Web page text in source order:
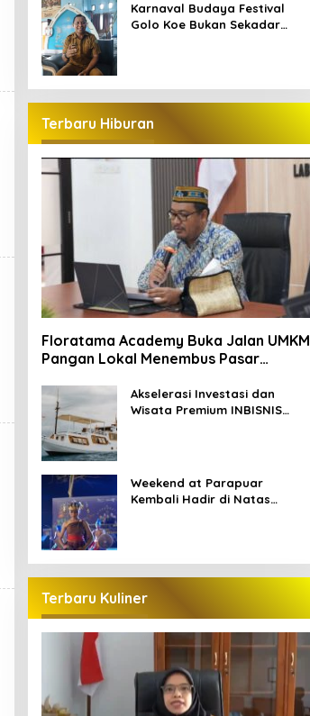
Karnaval Budaya Festival
Golo Koe Bukan Sekadar
Terbaru Hiburan
Floratama Academy Buka Jalan UMKM
Pangan Lokal Menembus Pasar
Akselerasi Investasi dan
Wisata Premium INBISNIS
Weekend at Parapuar
Kembali Hadir di Natas
Terbaru Kuliner